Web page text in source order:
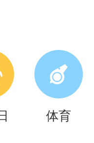
体育